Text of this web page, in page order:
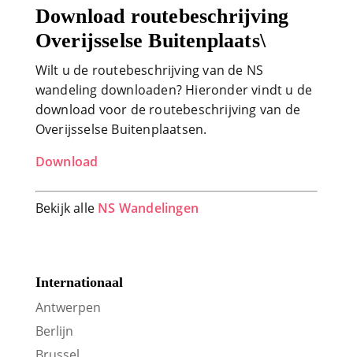
Download routebeschrijving
Overijsselse Buitenplaats\
Wilt u de routebeschrijving van de NS
wandeling downloaden? Hieronder vindt u de
download voor de routebeschrijving van de
Overijsselse Buitenplaatsen.
Download
Bekijk alle NS Wandelingen
Internationaal
Antwerpen
Berlijn